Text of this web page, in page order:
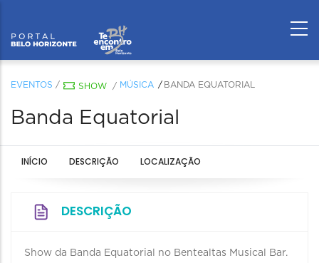
EVENTOS / SHOW / MÚSICA BANDA EQUATORIAL
Banda Equatorial
INÍCIO DESCRIÇÃO LOCALIZAÇÃO
DESCRIÇÃO
Show da Banda Equatorial no Bentealtas Musical Bar.